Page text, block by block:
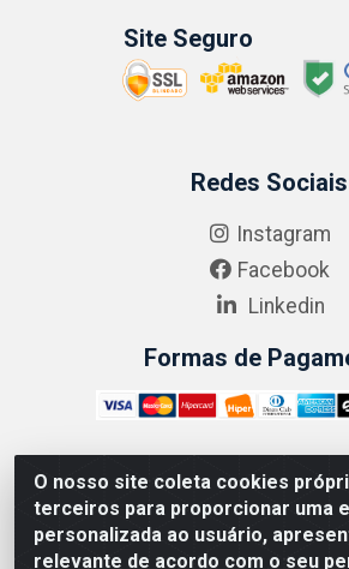
O nosso site coleta cookies
terceiros para proporcionar uma
personalizada ao usuário,
relevante de acordo com o seu
Site Seguro
Redes Sociais
Instagram
Facebook
Linkedin
Formas de
ABRASEG COMÉRCIO
10.894.768/0001-00 - Avenida
Penha Circular - Rio de Janeiro - RJ -